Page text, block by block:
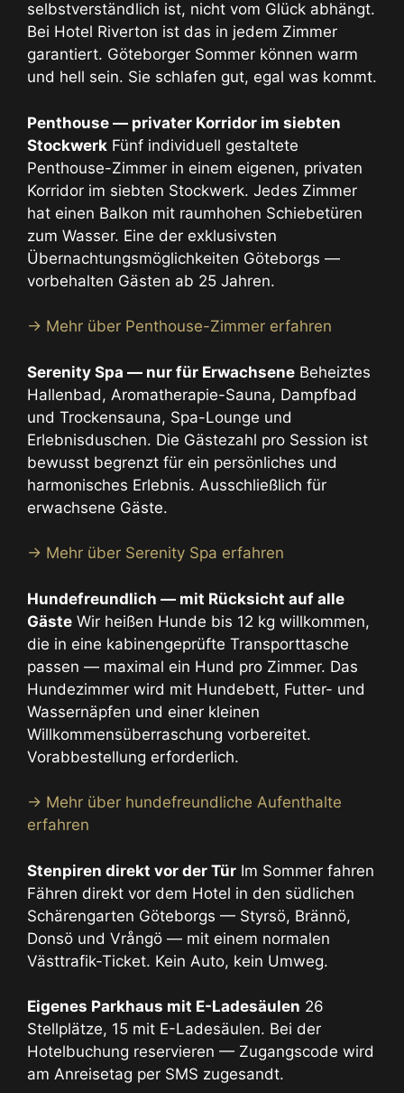
selbstverständlich ist, nicht vom Glück abhängt.
Bei Hotel Riverton ist das in jedem Zimmer
garantiert. Göteborger Sommer können warm
und hell sein. Sie schlafen gut, egal was kommt.
Penthouse — privater Korridor im siebten
Stockwerk Fünf individuell gestaltete
Penthouse-Zimmer in einem eigenen, privaten
Korridor im siebten Stockwerk. Jedes Zimmer
hat einen Balkon mit raumhohen Schiebetüren
zum Wasser. Eine der exklusivsten
Übernachtungsmöglichkeiten Göteborgs —
vorbehalten Gästen ab 25 Jahren.
→ Mehr über Penthouse-Zimmer erfahren
Serenity Spa — nur für Erwachsene Beheiztes
Hallenbad, Aromatherapie-Sauna, Dampfbad
und Trockensauna, Spa-Lounge und
Erlebnisduschen. Die Gästezahl pro Session ist
bewusst begrenzt für ein persönliches und
harmonisches Erlebnis. Ausschließlich für
erwachsene Gäste.
→ Mehr über Serenity Spa erfahren
Hundefreundlich — mit Rücksicht auf alle
Gäste Wir heißen Hunde bis 12 kg willkommen,
die in eine kabinengeprüfte Transporttasche
passen — maximal ein Hund pro Zimmer. Das
Hundezimmer wird mit Hundebett, Futter- und
Wassernäpfen und einer kleinen
Willkommensüberraschung vorbereitet.
Vorabbestellung erforderlich.
→ Mehr über hundefreundliche Aufenthalte
erfahren
Stenpiren direkt vor der Tür Im Sommer fahren
Fähren direkt vor dem Hotel in den südlichen
Schärengarten Göteborgs — Styrsö, Brännö,
Donsö und Vrångö — mit einem normalen
Västtrafik-Ticket. Kein Auto, kein Umweg.
Eigenes Parkhaus mit E-Ladesäulen 26
Stellplätze, 15 mit E-Ladesäulen. Bei der
Hotelbuchung reservieren — Zugangscode wird
am Anreisetag per SMS zugesandt.